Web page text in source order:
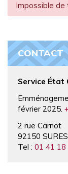
Impossible de
CONTACT
Service État
février 2025.
2 rue Carnot
92150
Tel : 01 41 18